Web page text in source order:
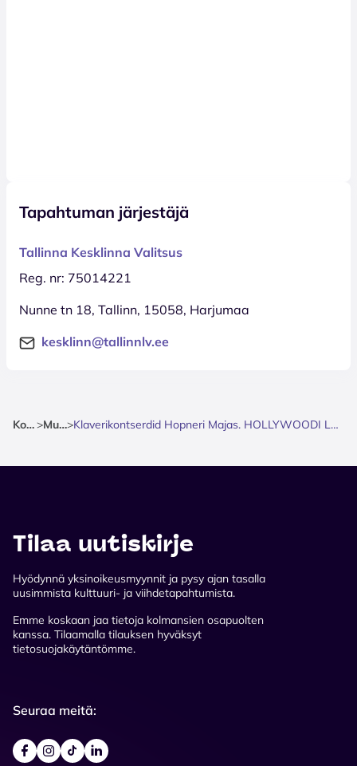
Tapahtuman järjestäjä
Tallinna Kesklinna Valitsus
Reg. nr: 75014221
Nunne tn 18, Tallinn, 15058, Harjumaa
kesklinn@tallinnlv.ee
Kotisivu > Musiikki> Klaverikontserdid Hopneri Majas. HOLLYWOODI LEGENDID - Hollywoodi filmimuusika
Tilaa uutiskirje
Hyödynnä yksinoikeusmyynnit ja pysy ajan tasalla
uusimmista kulttuuri- ja viihdetapahtumista.
Emme koskaan jaa tietoja kolmansien osapuolten
kanssa. Tilaamalla tilauksen hyväksyt
tietosuojakäytäntömme.
Seuraa meitä: